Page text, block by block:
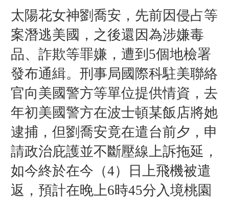
太陽花女神劉喬安，先前因侵占等
案潛逃美國，之後還因為涉嫌毒
品、詐欺等罪嫌，遭到5個地檢署
發布通緝。刑事局國際科駐美聯絡
官向美國警方等單位提供情資，去
年初美國警方在波士頓某飯店將她
逮捕，但劉喬安竟在遣台前夕，申
請政治庇護並不斷壓線上訴拖延，
如今終於在今（4）日上飛機被遣
返，預計在晚上6時45分入境桃園